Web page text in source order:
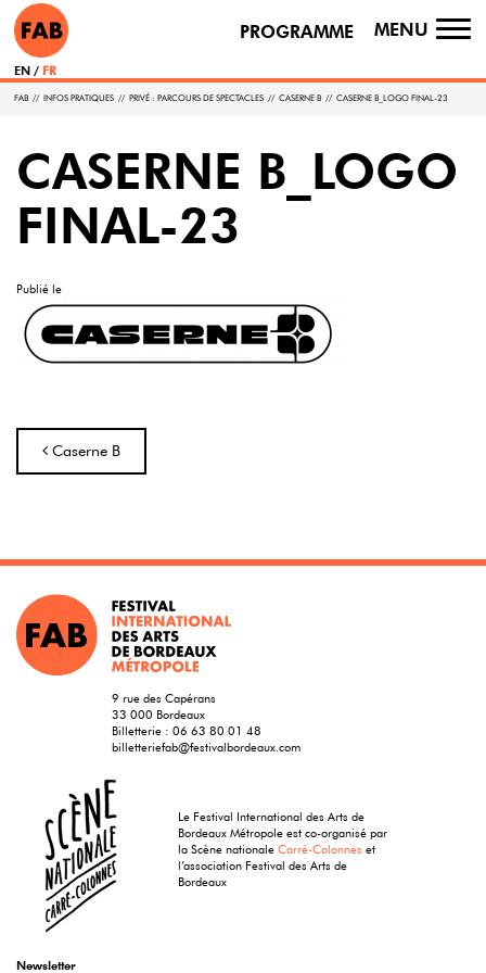
PROGRAMME MENU
EN FR
FAB // INFOS PRATIQUES // PRIVÉ : PARCOURS DE SPECTACLES // CASERNE B // CASERNE B_LOGO FINAL-23
CASERNE B_LOGO
FINAL-23
Publié le
Navigation
Caserne B
9 rue des Capérans
33 000 Bordeaux
Billetterie : 06 63 80 01 48
billetteriefab@festivalbordeaux.com
Le Festival International des Arts de
Bordeaux Métropole est co-organisé par
la Scène nationaleCarré-Colonnes et
l’association Festival des Arts de
Bordeaux
Newsletter